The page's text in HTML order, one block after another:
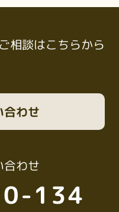
相談はこちらから
合わせ
134
合わせ